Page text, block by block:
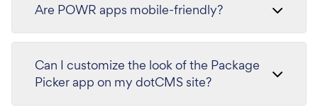
Are POWR apps mobile-friendly?
Can I customize the look of the Package
Picker app on my dotCMS site?